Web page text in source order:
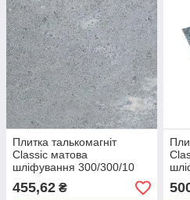
Плитка талькомагніт
Classic матова
шліфування 300/300/10
мм для лазні та сауни
(вцінений)
455,62 ₴
мм